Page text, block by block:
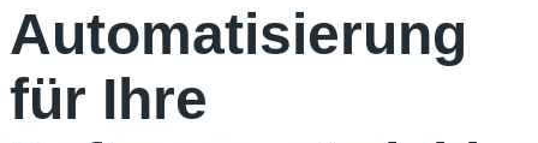
Automatisierung
für Ihre